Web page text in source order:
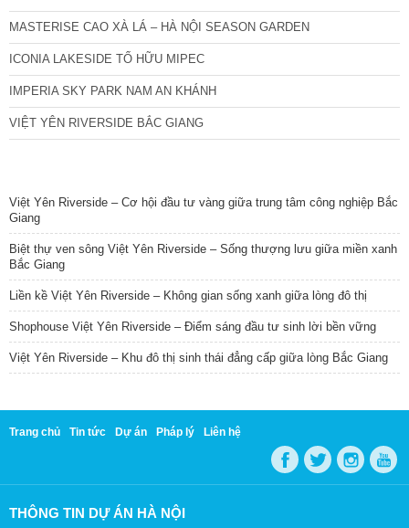
MASTERISE CAO XÀ LÁ – HÀ NỘI SEASON GARDEN
ICONIA LAKESIDE TỐ HỮU MIPEC
IMPERIA SKY PARK NAM AN KHÁNH
VIỆT YÊN RIVERSIDE BẮC GIANG
Việt Yên Riverside – Cơ hội đầu tư vàng giữa trung tâm công nghiệp Bắc
Giang
Biệt thự ven sông Việt Yên Riverside – Sống thượng lưu giữa miền xanh
Bắc Giang
Liền kề Việt Yên Riverside – Không gian sống xanh giữa lòng đô thị
Shophouse Việt Yên Riverside – Điểm sáng đầu tư sinh lời bền vững
Việt Yên Riverside – Khu đô thị sinh thái đẳng cấp giữa lòng Bắc Giang
Trang chủ Tin tức Dự án Pháp lý Liên hệ
THÔNG TIN DỰ ÁN HÀ NỘI